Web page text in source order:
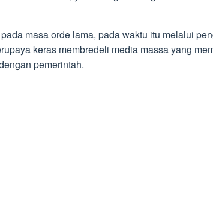
masa orde lama, pada waktu itu melalui
keras membredeli media massa yang
pemerintah.